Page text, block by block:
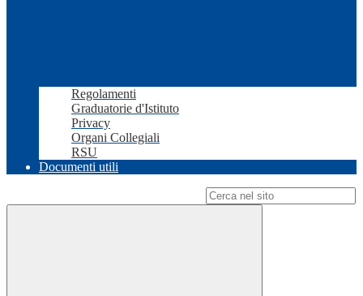
Regolamenti
Graduatorie d'Istituto
Privacy
Organi Collegiali
RSU
Documenti utili